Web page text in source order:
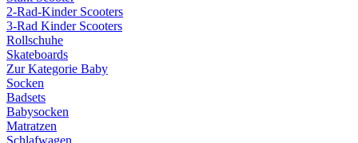
2-Rad-Kinder Scooters
3-Rad Kinder Scooters
Rollschuhe
Skateboards
Zur Kategorie Baby
Socken
Badsets
Babysocken
Matratzen
Schlafwagen